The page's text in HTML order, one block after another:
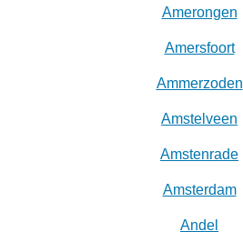
Amerongen
Amersfoort
Ammerzoden
Amstelveen
Amstenrade
Amsterdam
Andel